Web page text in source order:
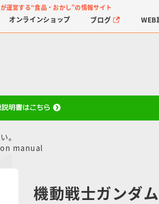
運営する“食品・おかし”の情報サイト
オンラインショップ ブログ WEB
。
manual
機動戦士ガンダ